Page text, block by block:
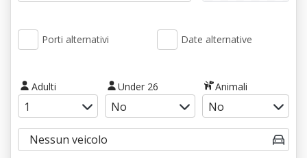
Porti alternativi Date alternative
Adulti Under 26 Animali